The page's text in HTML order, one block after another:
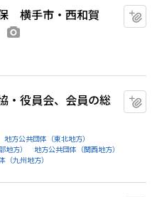
横手市・西和賀
役員会、会員の総
地方公共団体（東北地方）
地方）
地方公共団体（関西地方）
（九州地方）